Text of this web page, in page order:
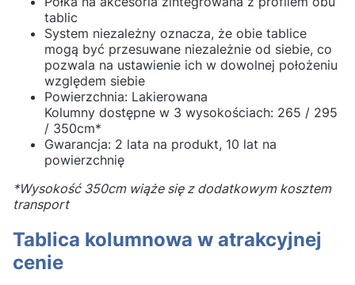
tablic
System niezależny oznacza, że obie tablice
mogą być przesuwane niezależnie od siebie, co
pozwala na ustawienie ich w dowolnej położeniu
względem siebie
Powierzchnia: Lakierowana
Kolumny dostępne w 3 wysokościach: 265 / 295
/ 350cm*
Gwarancja: 2 lata na produkt, 10 lat na
powierzchnię
*Wysokość 350cm wiąże się z dodatkowym kosztem
transport
Tablica kolumnowa w atrakcyjnej
cenie